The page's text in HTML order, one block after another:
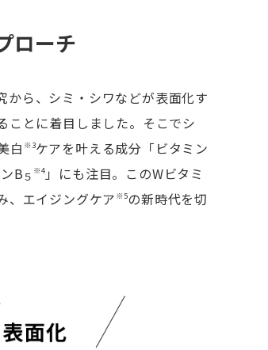
ローチ
ら、シミ・シワなどが表面化す
ことに着目しました。そこでシ
白 ※3ケアを叶える成分「ビタミン
B５ ※4 」にも注目。このWビタミ
、エイジングケア ※5の新時代を切